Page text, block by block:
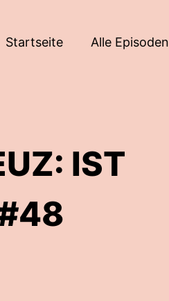
Startseite Alle Episoden
IST